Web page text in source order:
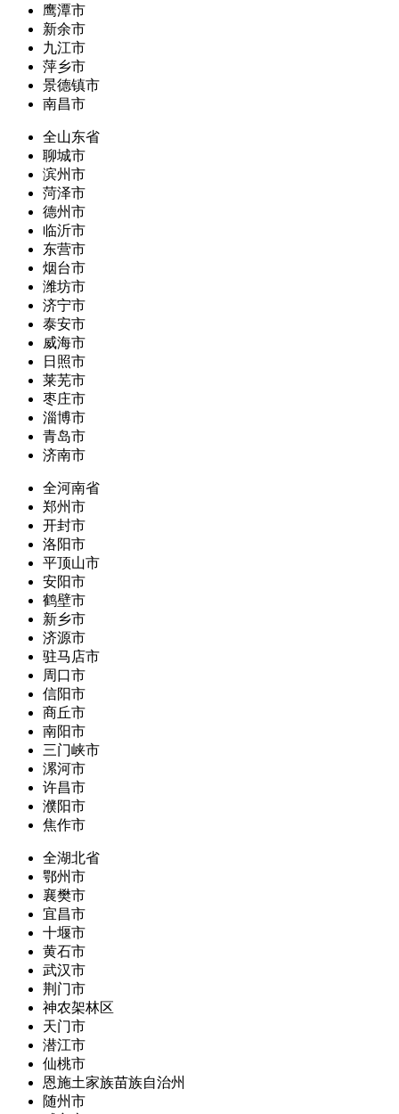
鹰潭市
新余市
九江市
萍乡市
景德镇市
南昌市
全山东省
聊城市
滨州市
菏泽市
德州市
临沂市
东营市
烟台市
潍坊市
济宁市
泰安市
威海市
日照市
莱芜市
枣庄市
淄博市
青岛市
济南市
全河南省
郑州市
开封市
洛阳市
平顶山市
安阳市
鹤壁市
新乡市
济源市
驻马店市
周口市
信阳市
商丘市
南阳市
三门峡市
漯河市
许昌市
濮阳市
焦作市
全湖北省
鄂州市
襄樊市
宜昌市
十堰市
黄石市
武汉市
荆门市
神农架林区
天门市
潜江市
仙桃市
恩施土家族苗族自治州
随州市